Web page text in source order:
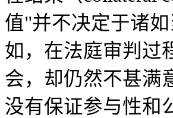
值"并不决定于诸
如，在法庭审判过
会，却仍然不甚满
没有保证参与性和